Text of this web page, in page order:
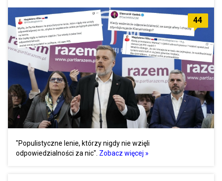
44
"Populistyczne lenie, którzy nigdy nie wzięli
odpowiedzialności za nic". Zobacz więcej »